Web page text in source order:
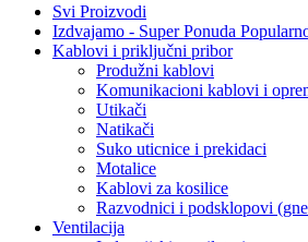
Svi Proizvodi
Izdvajamo - Super Ponuda
Kablovi i priključni pribor
Produžni kablovi
Komunikacioni kablovi i
Utikači
Natikači
Suko uticnice i prekidaci
Motalice
Kablovi za kosilice
Razvodnici i podsklopovi
Ventilacija